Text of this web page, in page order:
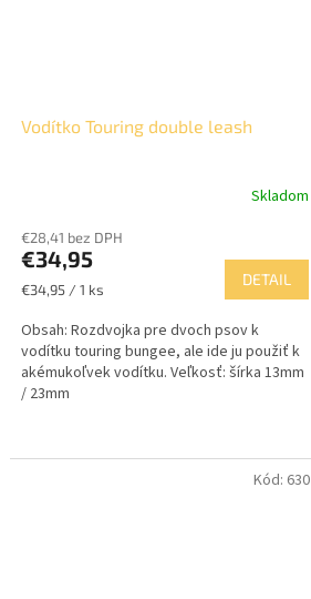
Vodítko Touring double leash
Skladom
€28,41 bez DPH
€34,95
Jednotková
€34,95 / 1 ks
DETAIL
Obsah: Rozdvojka pre dvoch psov k
vodítku touring bungee, ale ide ju použiť k
akémukoľvek vodítku. Veľkosť: šírka 13mm
/ 23mm
Kód: 630